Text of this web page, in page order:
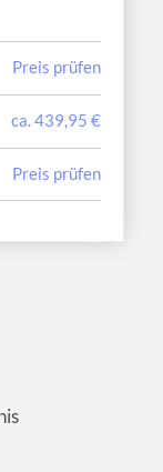
Preis prüfen
ca. 439,95 €
Preis prüfen